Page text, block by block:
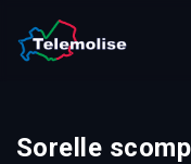
Sorelle